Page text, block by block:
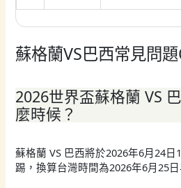
蘇格蘭VS巴西常見問
2026世界盃蘇格蘭 VS
麼時候？
蘇格蘭 VS 巴西將於2026年6月24
踢，換算台灣時間為2026年6月25日